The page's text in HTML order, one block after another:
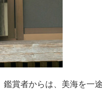
鑑賞者からは、美海を一